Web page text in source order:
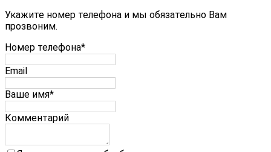
Укажите номер телефона и мы обязательно Вам
прозвоним.
Номер телефона*
Email
Ваше имя*
Комментарий